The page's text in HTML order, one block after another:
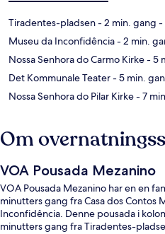
Tiradentes-pladsen- 2 min. gang -
Museu da Inconfidência- 2 min.
Nossa Senhora do Carmo Kirke- 5
Det Kommunale Teater- 5 min.
Nossa Senhora do Pilar Kirke- 7
Om
VOA Pousada Mezanino
VOA Pousada Mezanino har en en
minutters gang fra Casa dos Contos
Inconfidência. Denne pousada i
minutters gang fra Tiradentes-